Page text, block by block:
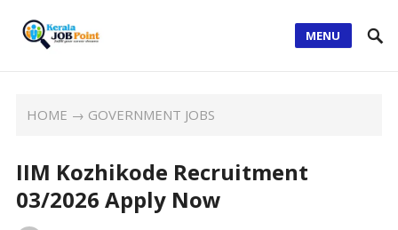
MENU
HOME → GOVERNMENT JOBS
IIM Kozhikode Recruitment
03/2026 Apply Now